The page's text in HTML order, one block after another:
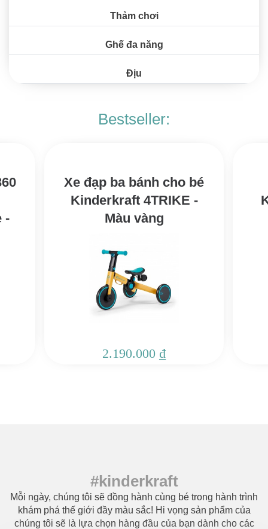
Thảm chơi
Ghế đa năng
Địu
-
Xe đạp ba bánh cho bé
Kinderkraft 4TRIKE -
Màu vàng
2.190.000 ₫
#kinderkraft
Mỗi ngày, chúng tôi sẽ đồng hành cùng bé trong hành trình
khám phá thế giới đầy màu sắc! Hi vọng sản phẩm của
chúng tôi sẽ là lựa chọn hàng đầu của bạn dành cho các